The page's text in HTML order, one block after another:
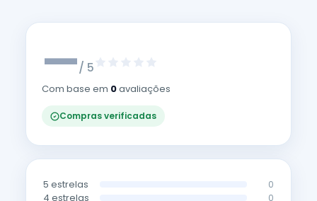
—/ 5
Com base em 0avaliações
Compras verificadas
5 estrelas 0
4 estrelas 0